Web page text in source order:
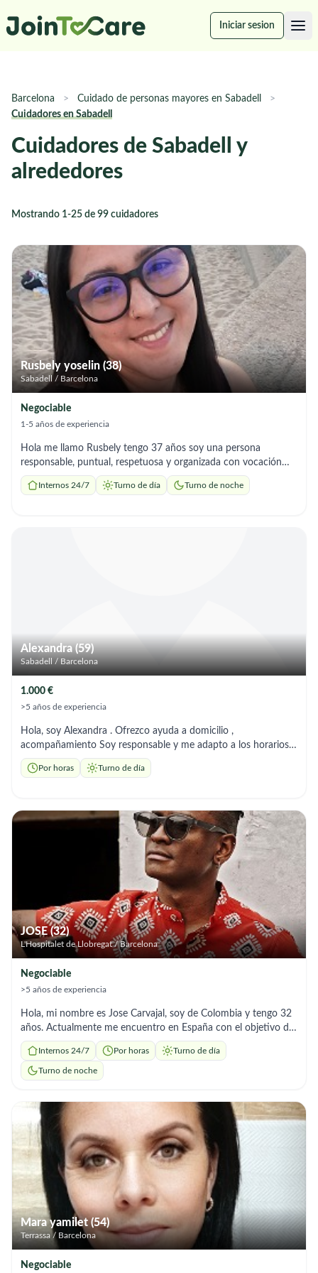
Iniciar sesion
Barcelona > Cuidado de personas mayores en Sabadell
>
Cuidadores en Sabadell
Cuidadores de Sabadell y
alrededores
Mostrando 1-25 de 99 cuidadores
Rusbely yoselin (38)
Sabadell / Barcelona
Negociable
1-5 años de experiencia
Hola me llamo Rusbely tengo 37 años soy una persona
responsable, puntual, respetuosa y organizada con vocación
para el cuidado de adultos mayores. Brindo apoyo en sus
necesidades, compañía y tareas del hogar. Aprendo rápido y me
Internos 24/7 Turno de día Turno de noche
Alexandra (59)
Sabadell / Barcelona
1.000 €
>5 años de experiencia
Hola, soy Alexandra . Ofrezco ayuda a domicilio ,
acompañamiento Soy responsable y me adapto a los horarios
que necesites.”
Por horas Turno de día
JOSE (32)
L'Hospitalet de Llobregat / Barcelona
Negociable
>5 años de experiencia
Hola, mi nombre es Jose Carvajal, soy de Colombia y tengo 32
años. Actualmente me encuentro en España con el objetivo de
iniciar mis estudios y continuar construyendo un mejor futuro
a nivel personal y profesional. En mi país me formé como
trabajador social y también soy licenciado en educación
compromiso con el bienestar de las personas. A lo largo de mi
experiencia he trabajado acompañando procesos sociales,
educativos y comunitarios, lo que me ha enseñado el valor del
respeto, la paciencia y el cuidado hacia los demás. Me
considero una persona responsable, honesta, tranquila y muy
dedicada al servicio. Me gusta ayudar a las personas, estar
pendiente de sus necesidades y brindar compañía,
especialmente a personas mayores o que requieren apoyo en
su vida diaria. Tengo la disposición de ofrecer acompañamiento,
ayuda en el hogar, preparación de comidas, apoyo en
respetuoso y de confianza. Soy una persona adaptable, con
Internos 24/7 Por horas Turno de día
Turno de noche
Mara yamilet (54)
Terrassa / Barcelona
Negociable